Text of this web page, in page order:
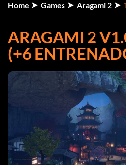
Home Games Aragami 2
ARAGAMI 2
(+6